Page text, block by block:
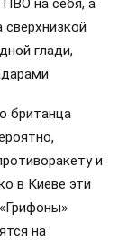
на себя, а
глади,
британца
и
в Киеве эти
на